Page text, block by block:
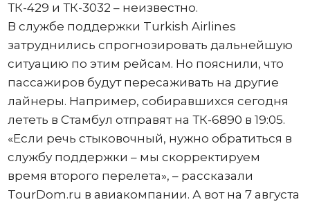
ТК-429 и ТК-3032 – неизвестно.
В службе поддержки Turkish Airlines
затруднились спрогнозировать дальнейшую
ситуацию по этим рейсам. Но пояснили, что
пассажиров будут пересаживать на другие
лайнеры. Например, собиравшихся сегодня
лететь в Стамбул отправят на ТК-6890 в 19:05.
«Если речь стыковочный, нужно обратиться в
службу поддержки – мы скорректируем
время второго перелета», – рассказали
TourDоm.ru в авиакомпании. А вот на 7 августа